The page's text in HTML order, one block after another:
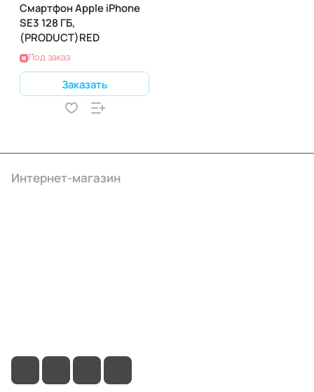
Смартфон Apple iPhone
SE3 128 ГБ,
(PRODUCT)RED
Под заказ
Заказать
Интернет-магазин